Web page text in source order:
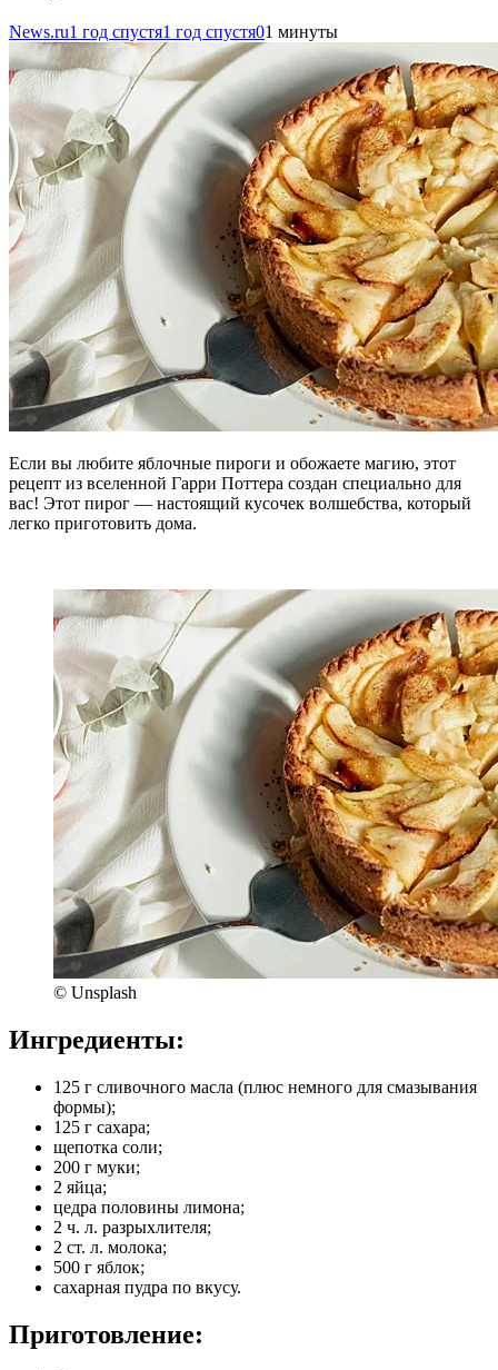
News.ru1 год спустя1 год спустя01 минуты
Если вы любите яблочные пироги и обожаете магию, этот
рецепт из вселенной Гарри Поттера создан специально для
вас! Этот пирог — настоящий кусочек волшебства, который
легко приготовить дома.
© Unsplash
Ингредиенты:
125 г сливочного масла (плюс немного для смазывания
формы);
125 г сахара;
щепотка соли;
200 г муки;
2 яйца;
цедра половины лимона;
2 ч. л. разрыхлителя;
2 ст. л. молока;
500 г яблок;
сахарная пудра по вкусу.
Приготовление: